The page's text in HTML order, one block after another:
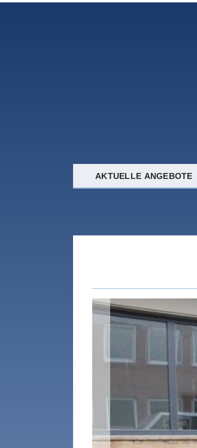
AKTUELLE ANGEBOTE